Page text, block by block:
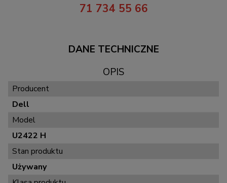
71 734 55 66
DANE TECHNICZNE
OPIS
Producent
Dell
Model
U2422 H
Stan produktu
Używany